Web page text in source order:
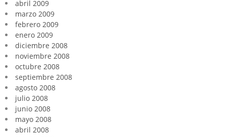
abril 2009
marzo 2009
febrero 2009
enero 2009
diciembre 2008
noviembre 2008
octubre 2008
septiembre 2008
agosto 2008
julio 2008
junio 2008
mayo 2008
abril 2008